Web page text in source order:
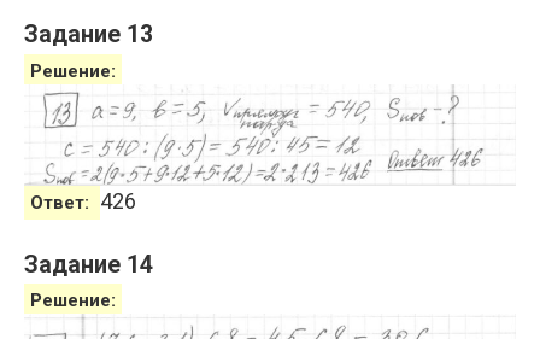
Задание 13
Решение:
Ответ: 426
Задание 14
Решение: